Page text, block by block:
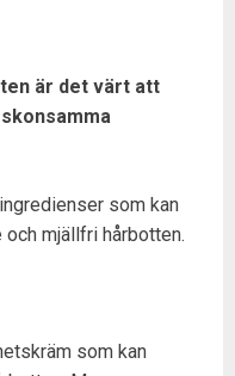
är det värt att
som kan
mjällfri hårbotten.
som kan